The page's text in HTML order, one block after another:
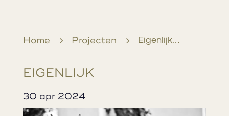
Home 5 Projecten 5 Eigenlijk…
EIGENLIJK…
30 apr 2024